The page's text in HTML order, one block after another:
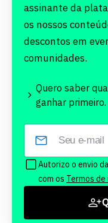
assinante da
os nossos
descontos em
comunidades.
Quero saber
ganhar primeiro.
Autorizo o envio
com os Termos de